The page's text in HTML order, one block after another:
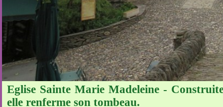
Eglise Sainte Marie Madeleine -
elle renferme son tombeau.